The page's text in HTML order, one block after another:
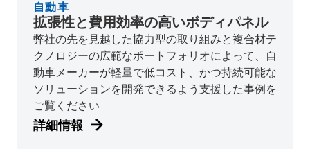
自動車
拡張性と費用効率の高いボディパネル
弊社の先を見越した協力型の取り組みと複合材テ
クノロジーの広範なポートフォリオによって、自
動車メーカーが軽量で低コスト、かつ持続可能な
ソリューションを開発できるよう支援した事例を
ご覧ください
詳細情報